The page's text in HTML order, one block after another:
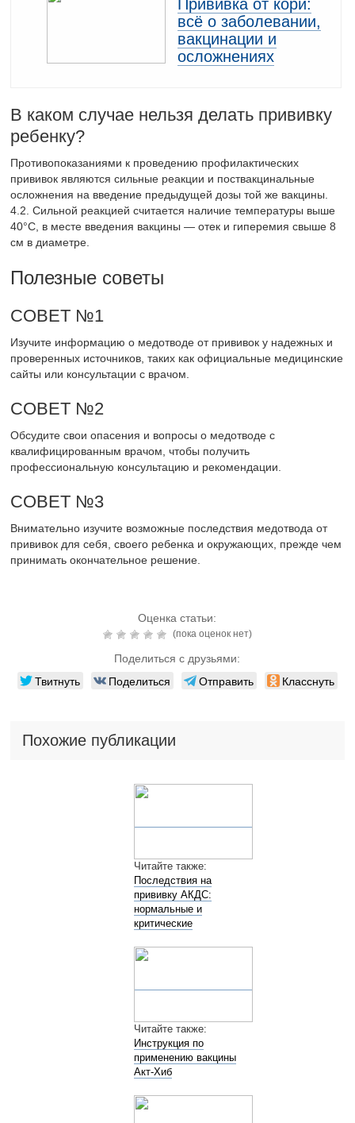
Прививка от кори:
всё о заболевании,
вакцинации и
осложнениях
В каком случае нельзя делать прививку
ребенку?
Противопоказаниями к проведению профилактических
прививок являются сильные реакции и поствакцинальные
осложнения на введение предыдущей дозы той же вакцины.
4.2. Сильной реакцией считается наличие температуры выше
40°С, в месте введения вакцины — отек и гиперемия свыше 8
см в диаметре.
Полезные советы
СОВЕТ №1
Изучите информацию о медотводе от прививок у надежных и
проверенных источников, таких как официальные медицинские
сайты или консультации с врачом.
СОВЕТ №2
Обсудите свои опасения и вопросы о медотводе с
квалифицированным врачом, чтобы получить
профессиональную консультацию и рекомендации.
СОВЕТ №3
Внимательно изучите возможные последствия медотвода от
прививок для себя, своего ребенка и окружающих, прежде чем
принимать окончательное решение.
Оценка статьи:
(пока оценок нет)
Поделиться с друзьями:
Твитнуть Поделиться Отправить Класснуть
Похожие публикации
Читайте также:
Последствия на
прививку АКДС:
нормальные и
критические
Читайте также:
Инструкция по
применению вакцины
Акт-Хиб